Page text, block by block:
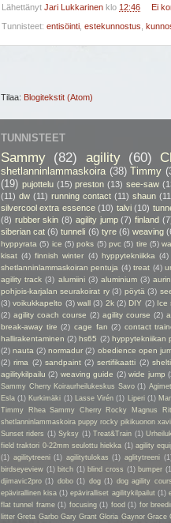
Lähettänyt Jari Lukkarinen klo 12:46 Ei
Tunnisteet: entisöinti estekunnostus
Tilaa: Blogitekstit (Atom)
TUNNISTEET
Sammy (82) agility (60)
shetlanninlammaskoira (38) Timmy
(19) pujottelu (15) preston (13) see-saw
(11) dw (11) running contact (11) shaun
silvercool extra essence (10) talvi (10)
(8) rubber skin (8) agility jump (7) finland
siberian cat (6) tunneli (6) tyre (6) weaving
hyppyrata (5) ice (5) poks (5) pvc (5) tire (5)
kisat (4) finnish winter (4) hyppytekniikka (4)
shetlanninlammaskoiran pentuja (4) treat (4)
agility track (3) alumiini (3) aluminium (3)
pohjois-karjalan seurakoirat ry (3) pöytä (3)
(3) voikukkapelto (3) wall (3) 2k (2) DIY (2) Ice
(2) agility coach course (2) agility course (2)
break-away tire (2) cage fan (2) contact
hallirakentaminen (2) hs65 (2) hyppytekniikan
(2) nauta (2) normadur (2) obedience open
(2) rima (2) sandpaint (2) sertifikaatti (2)
agilitykilpailu (2) weaving guide (2) wide jump
Sammy Cherry Koiraurheilukeskus Savo (1) Agimet
Esla (1) Kurkimäki (1) Lasse Virén (1) Liperi (1)
Timmy Rhea Sammy Cherry Rocky Magnus
shetlanninlammaskoira puppy rocky pikikuonon
Sunset riders (1) Syksy (1) Treat&Train (1)
field traktori 0-22mm seulottu hiekka (1) agility
(1) agilitytreeni (1) agilitytulokas (1) aglitytreeni
birdseyeview (1) bitch (1) blind cross (1) bumper
djimavic2pro (1) dobo (1) dog (1) dog agility
epävirallinen kisa (1) epäviralliset agilitykilpailut (1)
flat tunnel frame (1) focusing (1) food (1) for
litter Greta Garbo Gary Grant Gloria Gaynor Grace